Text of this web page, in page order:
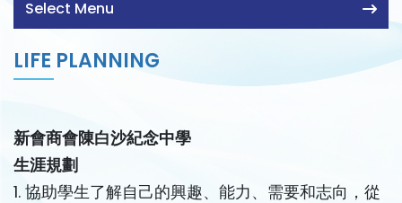
Select Menu
LIFE PLANNING
新會商會陳白沙紀念中學
生涯規劃
1. 協助學生了解自己的興趣、能力、需要和志向，從